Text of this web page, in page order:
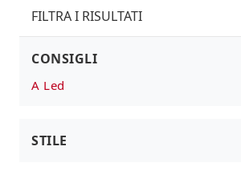
FILTRA I RISULTATI
CONSIGLI
A Led
STILE